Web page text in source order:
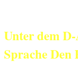
Unter dem
Sprache Den